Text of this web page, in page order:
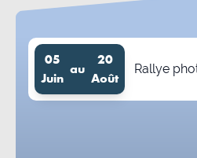
05
Juin
au
20
Août
Rallye